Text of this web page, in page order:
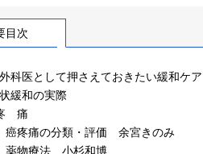
目次
科医として押さえておきたい緩和ケア
緩和の実際
痛
疼痛の分類・評価 余宮きのみ
物療法 小杉和博